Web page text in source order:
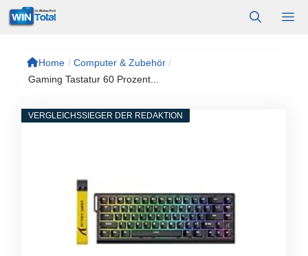
Zum
Inhalt
Home / Computer & Zubehör /
Gaming Tastatur 60 Prozent...
VERGLEICHSSIEGER DER REDAKTION